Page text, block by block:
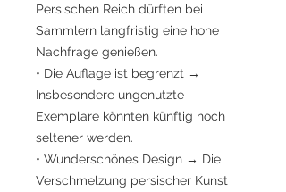
Persischen Reich dürften bei
Sammlern langfristig eine hohe
Nachfrage genießen.
• Die Auflage ist begrenzt →
Insbesondere ungenutzte
Exemplare könnten künftig noch
seltener werden.
• Wunderschönes Design → Die
Verschmelzung persischer Kunst